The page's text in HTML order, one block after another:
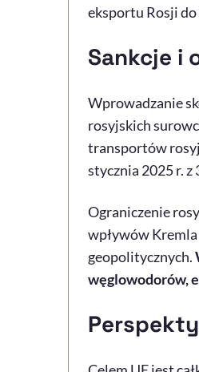
eksportu Rosji do
Sankcje i
Wprowadzanie
rosyjskich
transportów
stycznia 2025 r. z
Ograniczenie
wpływów
geopolitycznych.
węglowodorów,